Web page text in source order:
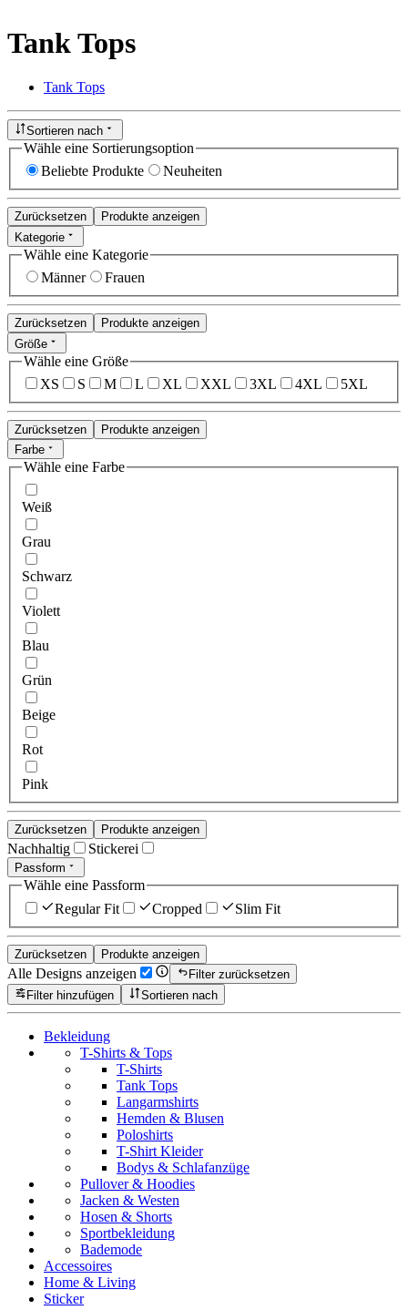
Tank Tops
Tank Tops
Sortieren nach
Wähle eine Sortierungsoption
Beliebte Produkte
Neuheiten
Zurücksetzen
Produkte anzeigen
Kategorie
Wähle eine Kategorie
Männer
Frauen
Zurücksetzen
Produkte anzeigen
Größe
Wähle eine Größe
XS
S M L XL XXL 3XL 4XL 5XL
Zurücksetzen
Produkte anzeigen
Farbe
Wähle eine Farbe
Weiß
Grau
Schwarz
Violett
Blau
Grün
Beige
Rot
Pink
Zurücksetzen Produkte anzeigen
Nachhaltig Stickerei
Passform
Wähle eine Passform
Regular Fit
Cropped Slim Fit
Zurücksetzen Produkte anzeigen
Alle Designs anzeigen
Filter zurücksetzen
Filter hinzufügen
Sortieren nach
Bekleidung
T-Shirts & Tops
T-Shirts
Tank Tops
Langarmshirts
Hemden & Blusen
Poloshirts
T-Shirt Kleider
Bodys & Schlafanzüge
Pullover & Hoodies
Jacken & Westen
Hosen & Shorts
Sportbekleidung
Bademode
Accessoires
Home & Living
Sticker